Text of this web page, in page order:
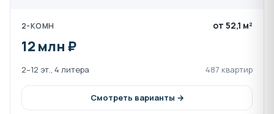
2-КОМН от 52,1 м²
12 млн ₽
2–12 эт., 4 литера 487 квартир
Смотреть варианты →